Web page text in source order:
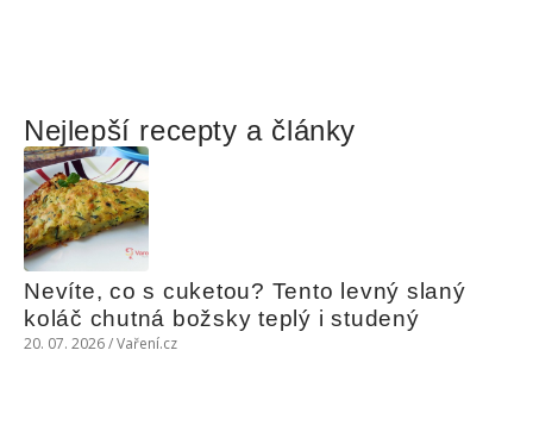
Nejlepší recepty a články
Nevíte, co s cuketou? Tento levný slaný
koláč chutná božsky teplý i studený
20. 07. 2026 / Vaření.cz